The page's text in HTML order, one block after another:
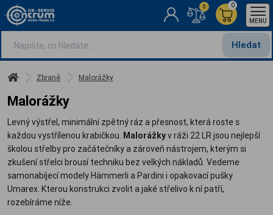
Hledat
0
0
MENU
Zbraně Malorážky
Malorážky
Levný výstřel, minimální zpětný ráz a přesnost, která roste s
každou vystřílenou krabičkou. Malorážkyv ráži 22 LR jsou nejlepší
školou střelby pro začátečníky a zároveň nástrojem, kterým si
zkušení střelci brousí techniku bez velkých nákladů. Vedeme
samonabíjecí modely Hämmerli a Pardini i opakovací pušky
Umarex. Kterou konstrukci zvolit a jaké střelivo k ní patří,
rozebíráme níže.